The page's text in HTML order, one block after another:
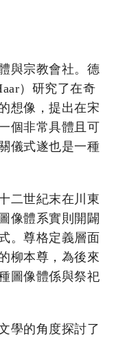
與宗教會社。德
）研究了在奇
想像，提出在宋
個非常具體且可
儀式遂也是一種
二世紀末在川東
像體系實則開闢
。尊格定義層面
柳本尊，為後來
圖像體係與祭祀
學的角度探討了